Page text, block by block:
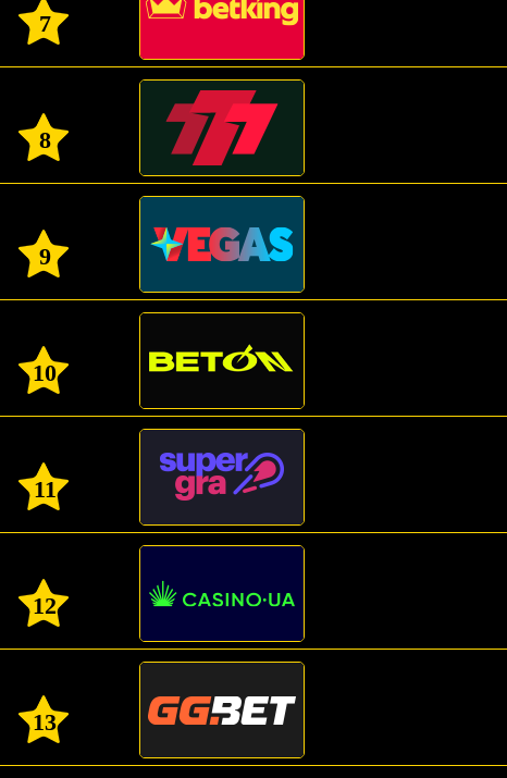
7
8
9
10
11
12
13